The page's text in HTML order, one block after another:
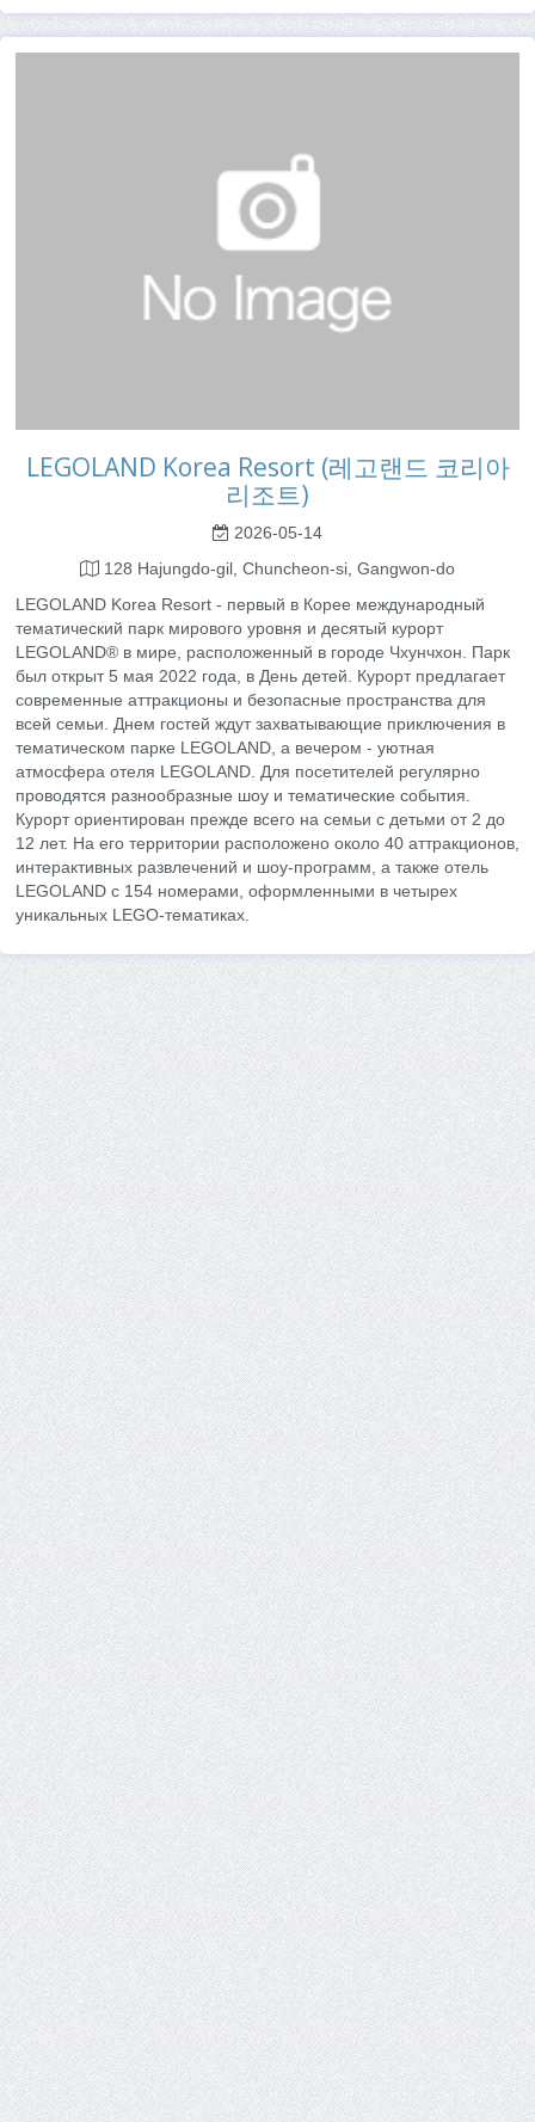
LEGOLAND Korea Resort (레고랜드 코리아
리조트)
2026-05-14
128 Hajungdo-gil, Chuncheon-si, Gangwon-do
LEGOLAND Korea Resort - первый в Корее международный
тематический парк мирового уровня и десятый курорт
LEGOLAND® в мире, расположенный в городе Чхунчхон. Парк
был открыт 5 мая 2022 года, в День детей. Курорт предлагает
современные аттракционы и безопасные пространства для
всей семьи. Днем гостей ждут захватывающие приключения в
тематическом парке LEGOLAND, а вечером - уютная
атмосфера отеля LEGOLAND. Для посетителей регулярно
проводятся разнообразные шоу и тематические события.
Курорт ориентирован прежде всего на семьи с детьми от 2 до
12 лет. На его территории расположено около 40 аттракционов,
интерактивных развлечений и шоу-программ, а также отель
LEGOLAND с 154 номерами, оформленными в четырех
уникальных LEGO-тематиках.